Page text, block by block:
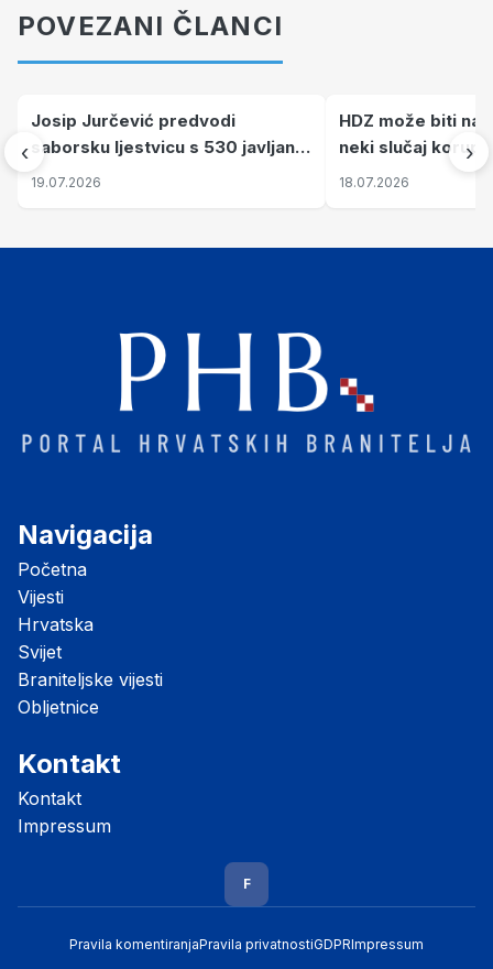
POVEZANI ČLANCI
‹
Josip Jurčević predvodi
saborsku ljestvicu s 530 javljanja
za riječ
19.07.2026
HDZ može biti
neki slučaj
vrata Ivana
18.07.2026
›
Navigacija
Početna
Vijesti
Hrvatska
Svijet
Braniteljske vijesti
Obljetnice
Kontakt
Kontakt
Impressum
F
Pravila komentiranjaPravila privatnostiGDPRImpressum